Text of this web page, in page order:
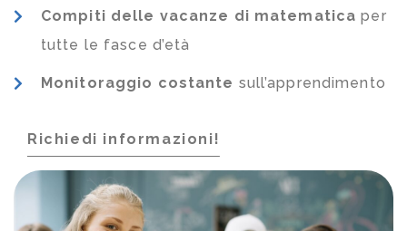
Compiti delle vacanze di matematica per
tutte le fasce d’età
Monitoraggio costante sull’apprendimento
Richiedi informazioni!